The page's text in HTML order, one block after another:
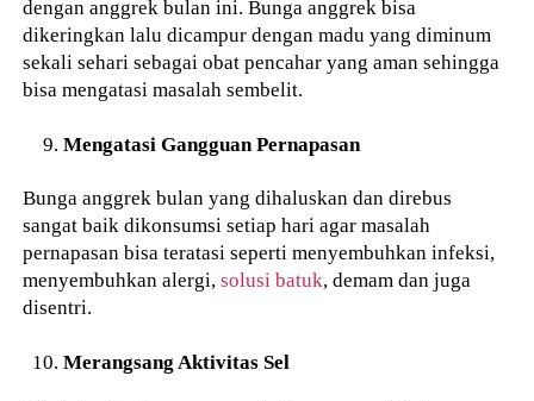
dengan anggrek bulan ini. Bunga anggrek bisa
dikeringkan lalu dicampur dengan madu yang diminum
sekali sehari sebagai obat pencahar yang aman sehingga
bisa mengatasi masalah sembelit.
Mengatasi Gangguan Pernapasan
Bunga anggrek bulan yang dihaluskan dan direbus
sangat baik dikonsumsi setiap hari agar masalah
pernapasan bisa teratasi seperti menyembuhkan infeksi,
menyembuhkan alergi,solusi batuk, demam dan juga
disentri.
Merangsang Aktivitas Sel